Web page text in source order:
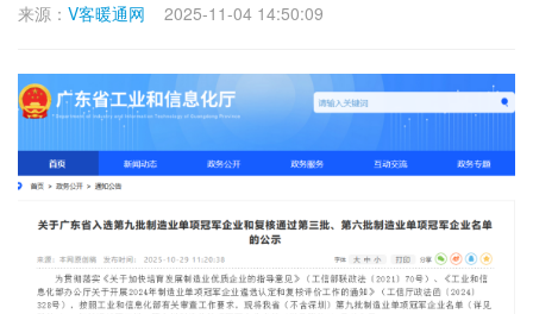
来源： V客暖通网 2025-11-04 14:50:09